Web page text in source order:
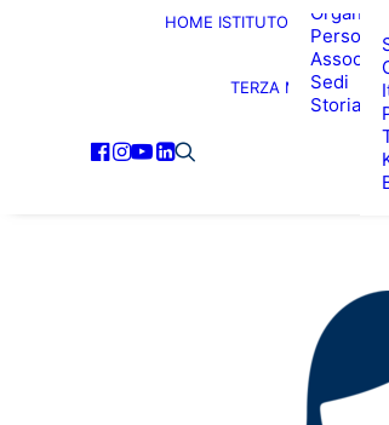
HOME ISTITUTO
Sedi
Storia
TERZA MISSIONE